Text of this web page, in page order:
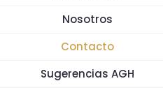
Nosotros
Contacto
Sugerencias AGH